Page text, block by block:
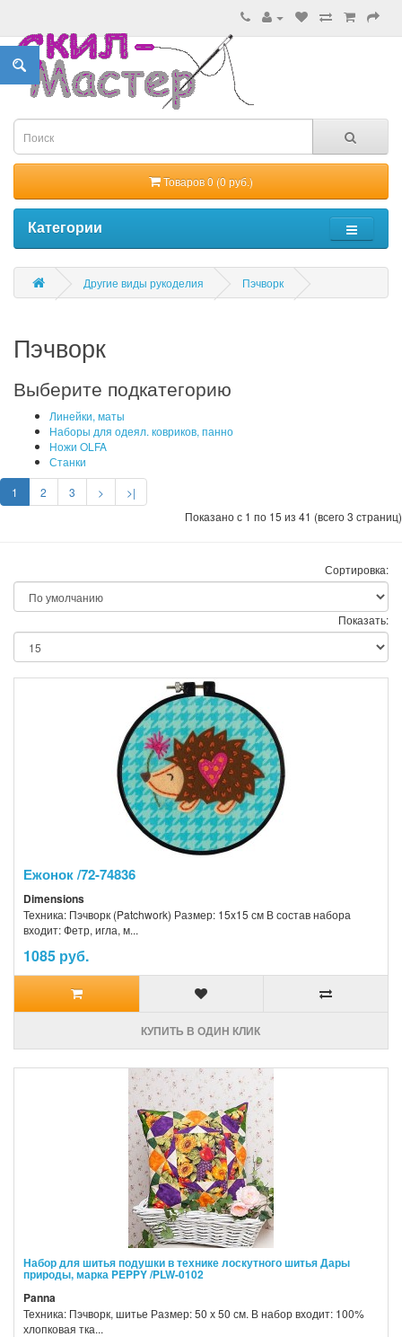
Товаров 0 (0 руб.)
Категории
Другие виды рукоделия Пэчворк
Пэчворк
Выберите подкатегорию
Линейки, маты
Наборы для одеял. ковриков, панно
Ножи OLFA
Станки
1
2 3 >
>|
Показано с 1 по 15 из 41 (всего 3 страниц)
Сортировка:
Показать:
Ежонок /72-74836
Dimensions
Техника: Пэчворк (Patchwork) Размер: 15x15 см В состав набора
входит: Фетр, игла, м...
1085 руб.
КУПИТЬ В ОДИН КЛИК
Набор для шитья подушки в технике лоскутного шитья Дары
природы, марка PEPPY /PLW-0102
Panna
Техника: Пэчворк, шитье Размер: 50 х 50 см. В набор входит: 100%
хлопковая тка...